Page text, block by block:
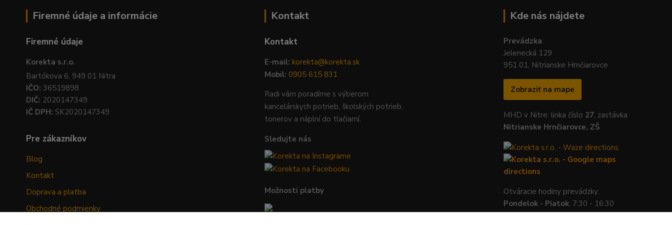
Firemné údaje a informácie
Firemné údaje
Korekta s.r.o.
Bartókova 6, 949 01 Nitra
IČO: 36519898
DIČ: 2020147349
IČ DPH: SK2020147349
Pre zákazníkov
Blog
Kontakt
Doprava a platba
Obchodné podmienky
Kontakt
Kontakt
E-mail: korekta@korekta.sk
Mobil: 0905 615 831
Radi vám poradíme s výberom
kancelárskych potrieb, školských potrieb,
tonerov a náplní do tlačiarní.
Sledujte nás
Možnosti platby
Kde nás nájdete
Prevádzka:
Jelenecká 129
951 01, Nitrianske Hrnčiarovce
Zobraziť na mape
MHD v Nitre: linka číslo 27, zastávka
Nitrianske Hrnčiarovce, ZŠ
Otváracie hodiny prevádzky:
Pondelok - Piatok: 7:30 - 16:30